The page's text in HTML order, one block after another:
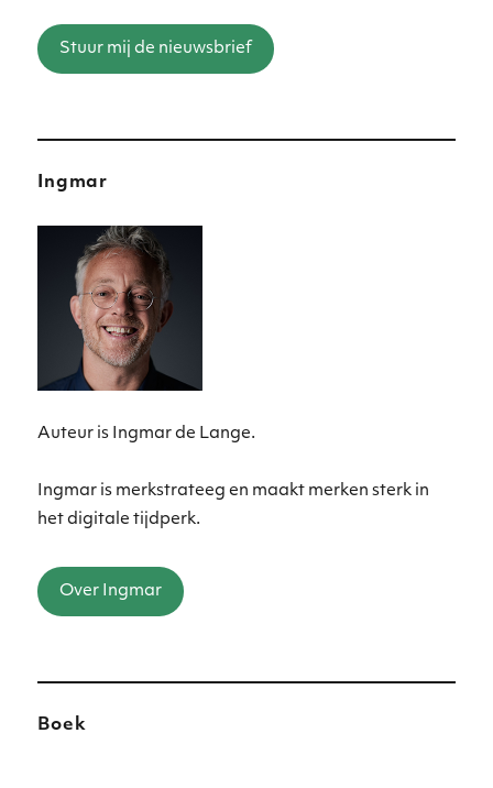
Stuur mij de nieuwsbrief
Ingmar
Auteur is Ingmar de Lange.
Ingmar is merkstrateeg en maakt merken sterk in
het digitale tijdperk.
Over Ingmar
Boek